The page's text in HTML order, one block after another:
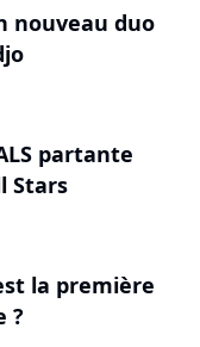
nouveau duo
partante
Stars
la première
?